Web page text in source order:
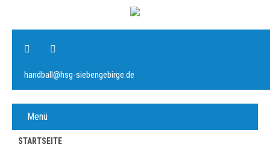
handball@hsg-siebengebirge.de
Menü
STARTSEITE